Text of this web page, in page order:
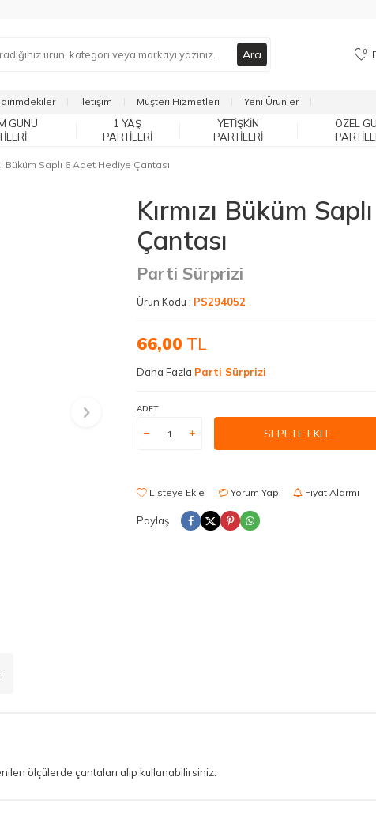
Ara 0
İletişim Müşteri Hizmetleri Yeni Ürünler
GÜNÜ
1 YAŞ
PARTILERI
YETIŞKIN
PARTILERI
ÖZEL
Büküm Saplı 6 Adet Hediye Çantası
Kırmızı Büküm
Çantası
Parti Sürprizi
Ürün Kodu : PS294052
66,00 TL
Daha Fazla Parti Sürprizi
ADET
SEPETE EKLE
Listeye Ekle Yorum Yap Fiyat Alarmı
Paylaş
ölçülerde çantaları alıp kullanabilirsiniz.